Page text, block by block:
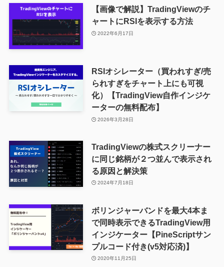
【画像で解説】TradingViewのチ
ャートにRSIを表示する方法
2022年6月17日
RSIオシレーター（買われすぎ/売
られすぎをチャート上にも可視
化）【TradingView自作インジケ
ーターの無料配布】
2026年3月28日
TradingViewの株式スクリーナー
に同じ銘柄が２つ並んで表示され
る原因と解決策
2024年7月18日
ボリンジャーバンドを最大4本ま
で同時表示できるTradingView用
インジケーター【PineScriptサン
プルコード付き(v5対応済)】
2020年11月25日